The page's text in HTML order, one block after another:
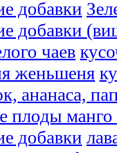
добавки
добавки
чаев
женьшеня
ананаса,
плоды
добавки